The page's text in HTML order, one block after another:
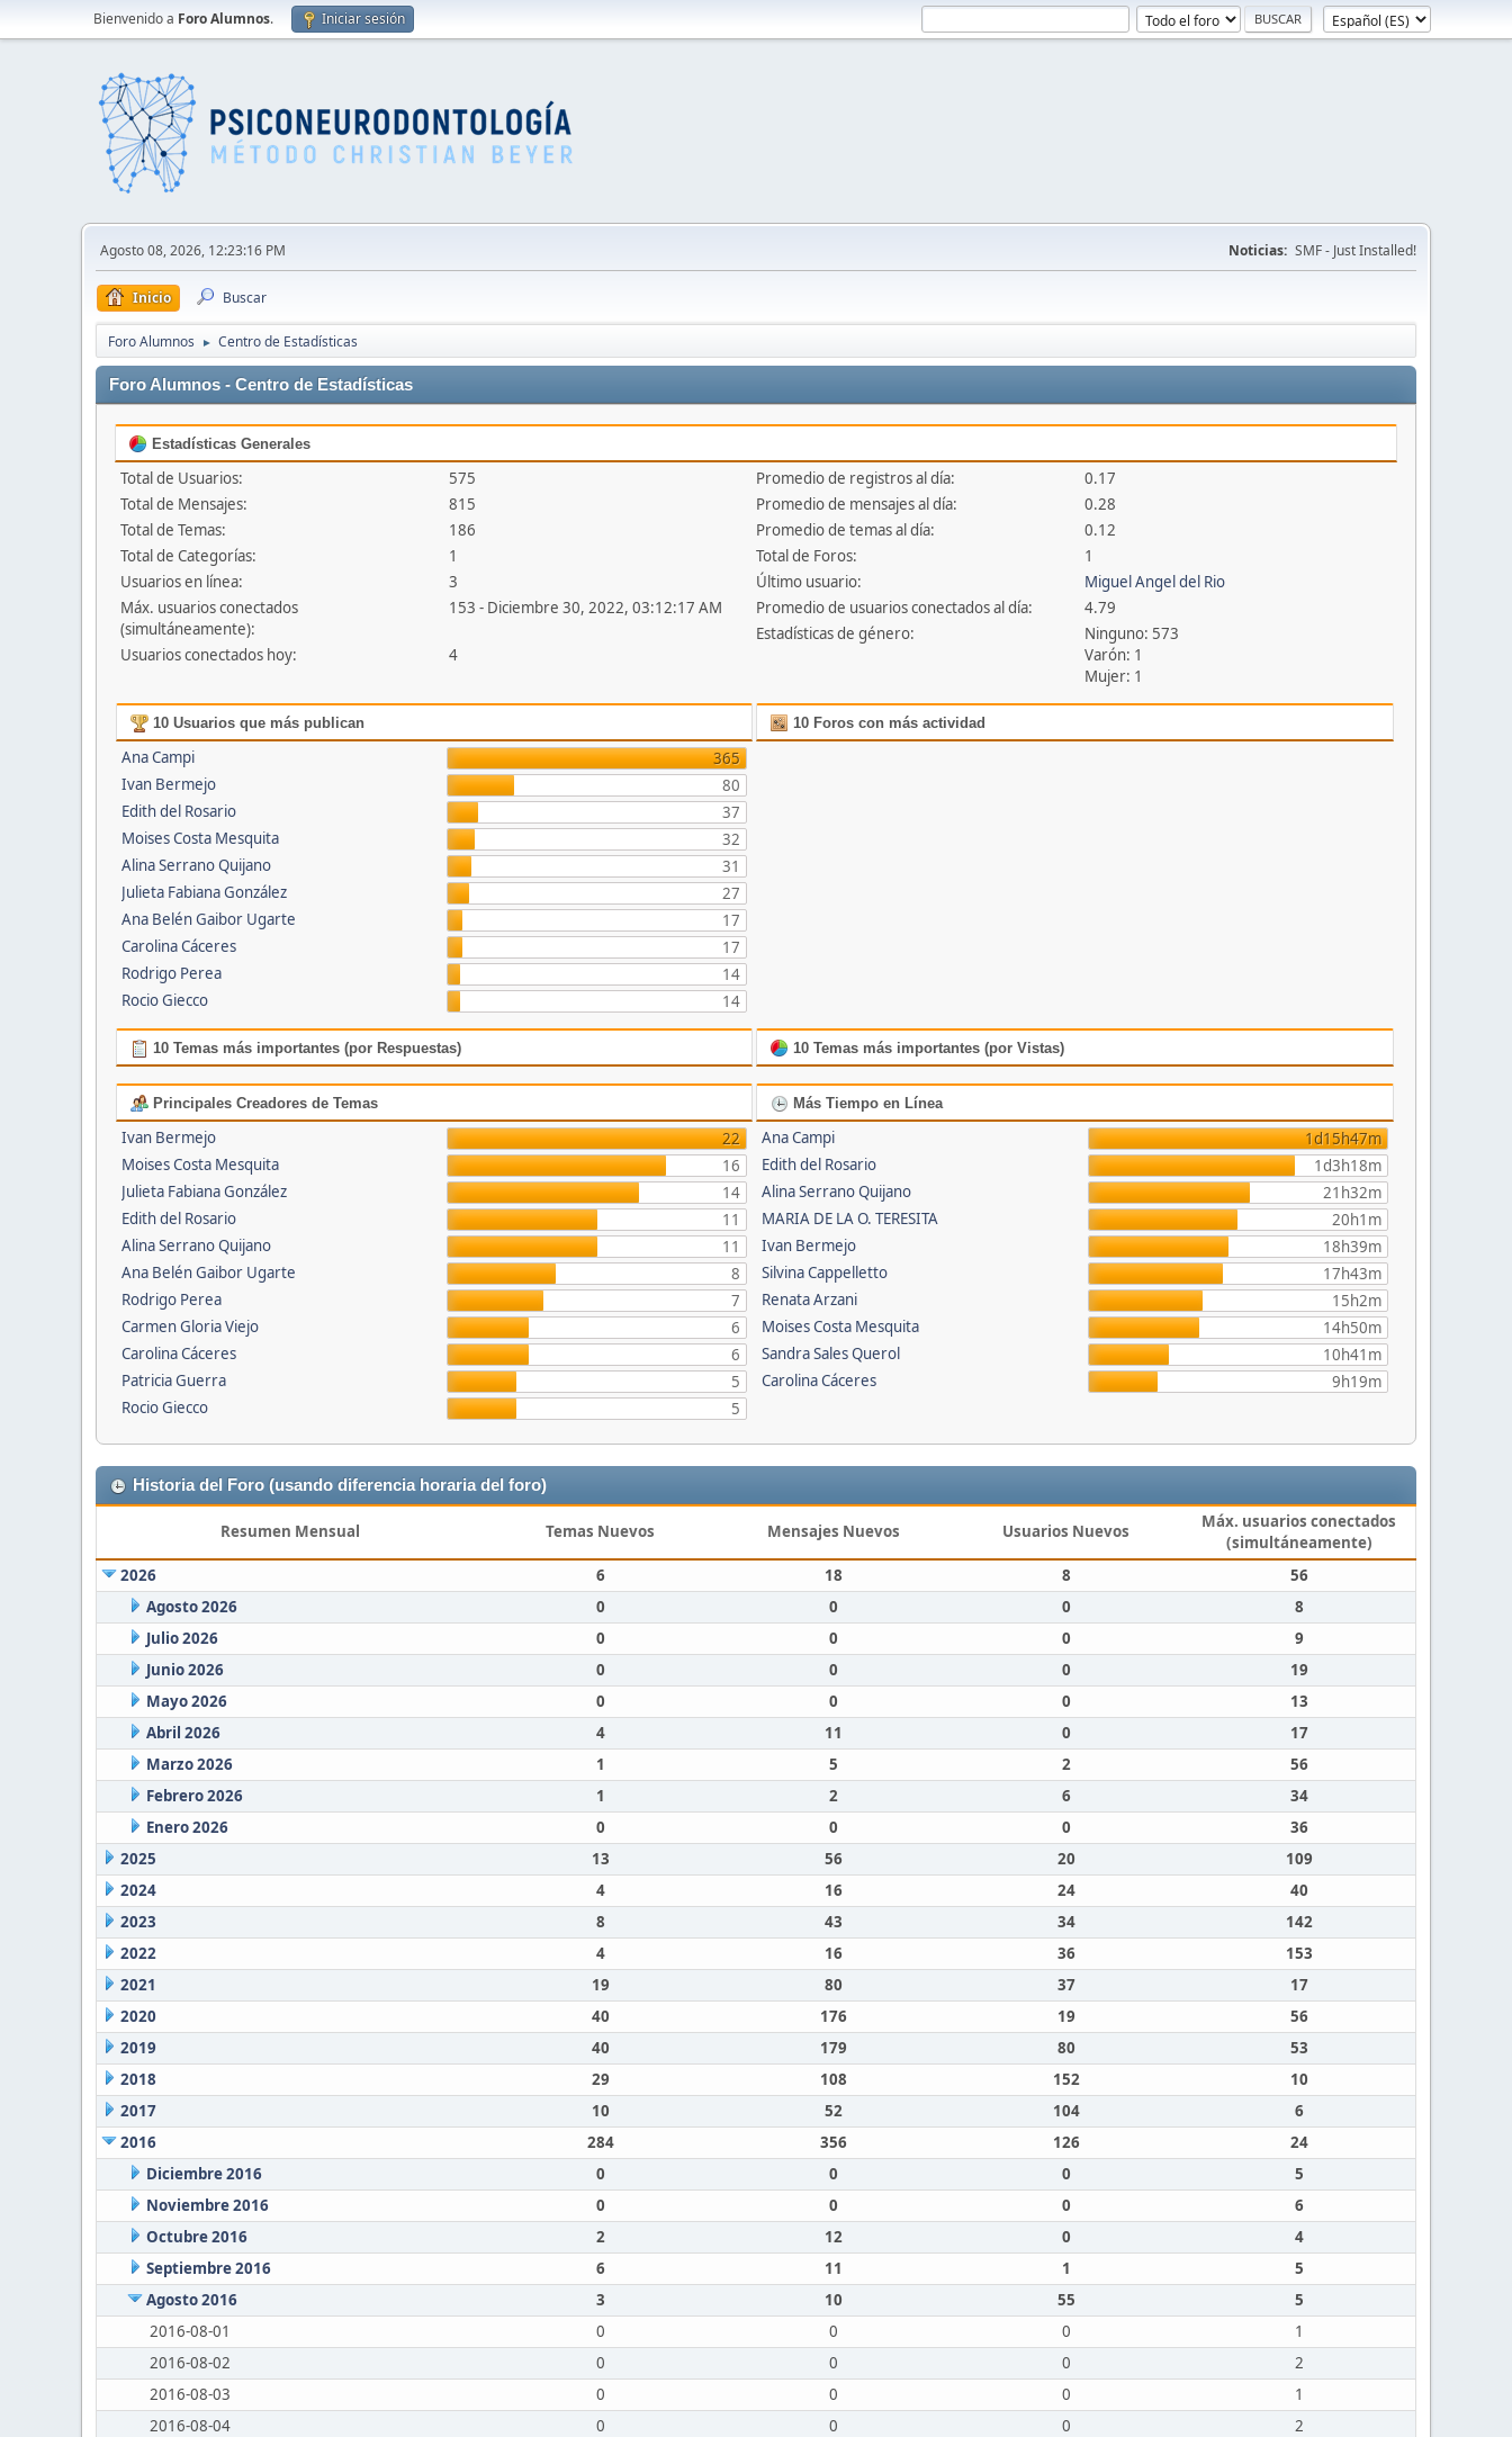
Bienvenido a Foro Alumnos. Iniciar sesión
Agosto 08, 2026, 12:23:16 PM Noticias: SMF - Just Installed!
Inicio Buscar
Foro Alumnos ► Centro de Estadísticas
Foro Alumnos - Centro de Estadísticas
Estadísticas Generales
Total de Usuarios:
575
Total de Mensajes:
815
Total de Temas:
186
Total de Categorías:
1
Usuarios en línea:
3
Máx. usuarios conectados
(simultáneamente):
153 - Diciembre 30, 2022, 03:12:17 AM
Usuarios conectados hoy: 4
Promedio de registros al día:
0.17
Promedio de mensajes al día:
0.28
Promedio de temas al día:
0.12
Total de Foros:
1
Último usuario:
Miguel Angel del Rio
Promedio de usuarios conectados al día:
4.79
Estadísticas de género:
Ninguno: 573
Varón: 1
Mujer: 1
10 Usuarios que más publican
Ana Campi
365
Ivan Bermejo
80
Edith del Rosario
37
Moises Costa Mesquita
32
Alina Serrano Quijano
31
Julieta Fabiana González
27
Ana Belén Gaibor Ugarte
17
Carolina Cáceres
17
Rodrigo Perea
14
Rocio Giecco
14
10 Foros con más actividad
10 Temas más importantes (por Respuestas) 10 Temas más importantes (por Vistas)
Principales Creadores de Temas
Ivan Bermejo
22
Moises Costa Mesquita
16
Julieta Fabiana González
14
Edith del Rosario
11
Alina Serrano Quijano
11
Ana Belén Gaibor Ugarte
8
Rodrigo Perea
7
Carmen Gloria Viejo
6
Carolina Cáceres
6
Patricia Guerra
5
Rocio Giecco
5
Más Tiempo en Línea
Ana Campi
1d15h47m
Edith del Rosario
1d3h18m
Alina Serrano Quijano
21h32m
MARIA DE LA O. TERESITA
20h1m
Ivan Bermejo
18h39m
Silvina Cappelletto
17h43m
Renata Arzani
15h2m
Moises Costa Mesquita
14h50m
Sandra Sales Querol
10h41m
Carolina Cáceres
9h19m
Historia del Foro (usando diferencia horaria del foro)
Resumen Mensual Temas Nuevos Mensajes Nuevos Usuarios Nuevos
Máx. usuarios conectados
(simultáneamente)
2026
6 18 8
56
Agosto 2026
0 0 0
8
Julio 2026
0 0 0
9
Junio 2026
0 0 0
19
Mayo 2026
0 0 0
13
Abril 2026
4 11 0
17
Marzo 2026
1 5 2
56
Febrero 2026
1 2 6
34
Enero 2026
0 0 0
36
2025
13 56 20
109
2024
4 16 24
40
2023
8 43 34
142
2022
4 16 36
153
2021
19 80 37
17
2020
40 176 19
56
2019
40 179 80
53
2018
29 108 152
10
2017
10 52 104
6
2016
284 356 126
24
Diciembre 2016
0 0 0
5
Noviembre 2016
0 0 0
6
Octubre 2016
2 12 0
4
Septiembre 2016
6 11 1
5
Agosto 2016
3 10 55
5
2016-08-01
0 0 0
1
2016-08-02
0 0 0
2
2016-08-03
0 0 0
1
2016-08-04
0 0 0
2